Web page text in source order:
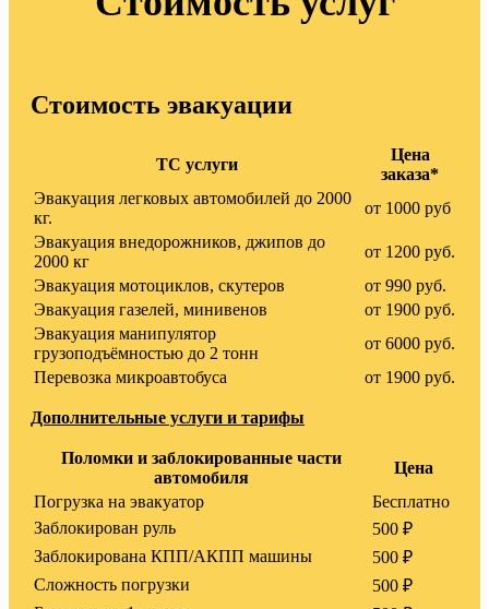
Стоимость эвакуации
ТС услуги
Цена
заказа*
Эвакуация легковых автомобилей до 2000
кг.
от 1000 руб
Эвакуация внедорожников, джипов до
2000 кг
от 1200 руб.
Эвакуация мотоциклов, скутеров
от 990 руб.
Эвакуация газелей, минивенов
от 1900 руб.
Эвакуация манипулятор
грузоподъёмностью до 2 тонн
от 6000 руб.
Перевозка микроавтобуса
от 1900 руб.
Дополнительные услуги и тарифы
Поломки и заблокированные части
автомобиля
Цена
Погрузка на эвакуатор
Бесплатно
Заблокирован руль
500 ₽
Заблокирована КПП/АКПП машины
500 ₽
Сложность погрузки
500 ₽